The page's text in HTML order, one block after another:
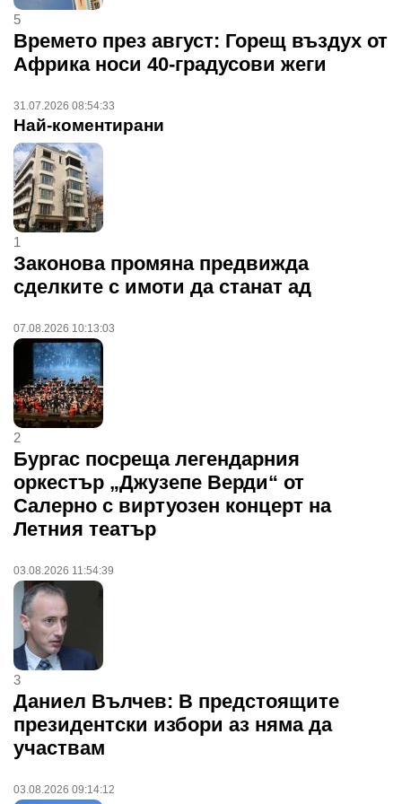
5
Времето през август: Горещ въздух от
Африка носи 40-градусови жеги
31.07.2026 08:54:33
Най-коментирани
1
Законова промяна предвижда
сделките с имоти да станат ад
07.08.2026 10:13:03
2
Бургас посреща легендарния
оркестър „Джузепе Верди“ от
Салерно с виртуозен концерт на
Летния театър
03.08.2026 11:54:39
3
Даниел Вълчев: В предстоящите
президентски избори аз няма да
участвам
03.08.2026 09:14:12